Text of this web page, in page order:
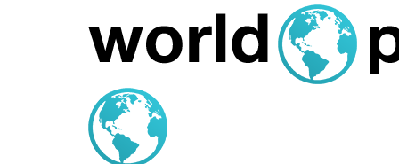
MARIUSZ ŁAMAGA 04.10.2025
Przepis na drożdżowe z
truskawkami – puszyste i
wilgotne